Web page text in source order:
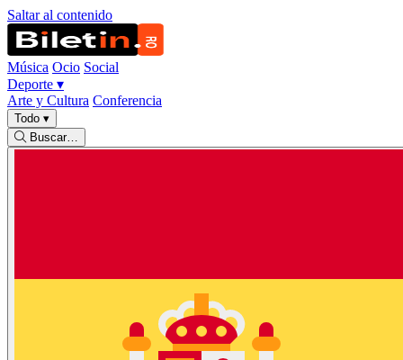
Saltar al contenido
Música Ocio Social
Deporte ▾
Arte y Cultura Conferencia
Todo ▾
Buscar…